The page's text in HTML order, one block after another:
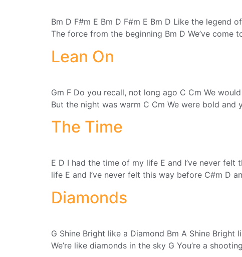
Bm D F#m E Bm D F#m E Bm D Like the legend
The force from the beginning Bm D We’ve
Lean On
Gm F Do you recall, not long ago C Cm We
But the night was warm C Cm We were bold
The Time
E D I had the time of my life E and I’ve never
life E and I’ve never felt this way before C#m D
Diamonds
G Shine Bright like a Diamond Bm A Shine
We’re like diamonds in the sky G You’re a